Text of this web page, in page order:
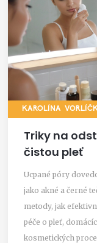
KAROLÍNA
Triky na
čistou pleť
Ucpané póry
jako akné a černé
metody, jak
péče o pleť,
kosmetických